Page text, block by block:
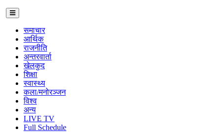
समाचार
आर्थिक
राजनीति
अन्तरवार्ता
खेलकुद
शिक्षा
स्वास्थ्य
कला/मनोरञ्जन
विश्व
अन्य
LIVE TV
Full Schedule